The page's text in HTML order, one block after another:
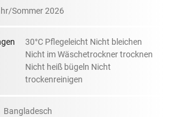
Sommer 2026
30°C Pflegeleicht Nicht bleichen
Nicht im Wäschetrockner trocknen
Nicht heiß bügeln Nicht
trockenreinigen
Bangladesch